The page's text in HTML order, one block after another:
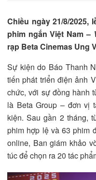
Chiều ngày 21/8/2025,
phim ngắn Việt Nam –
rạp Beta Cinemas Ung
Sự kiện do Báo Thanh
tiến phát triển điện ảnh
chức, với sự đồng hành
là Beta Group – đơn vị
kiện. Sau gần 2 tháng,
phim hợp lệ và 63 phim
online, Ban giám khảo
túc để chọn ra 20 tác